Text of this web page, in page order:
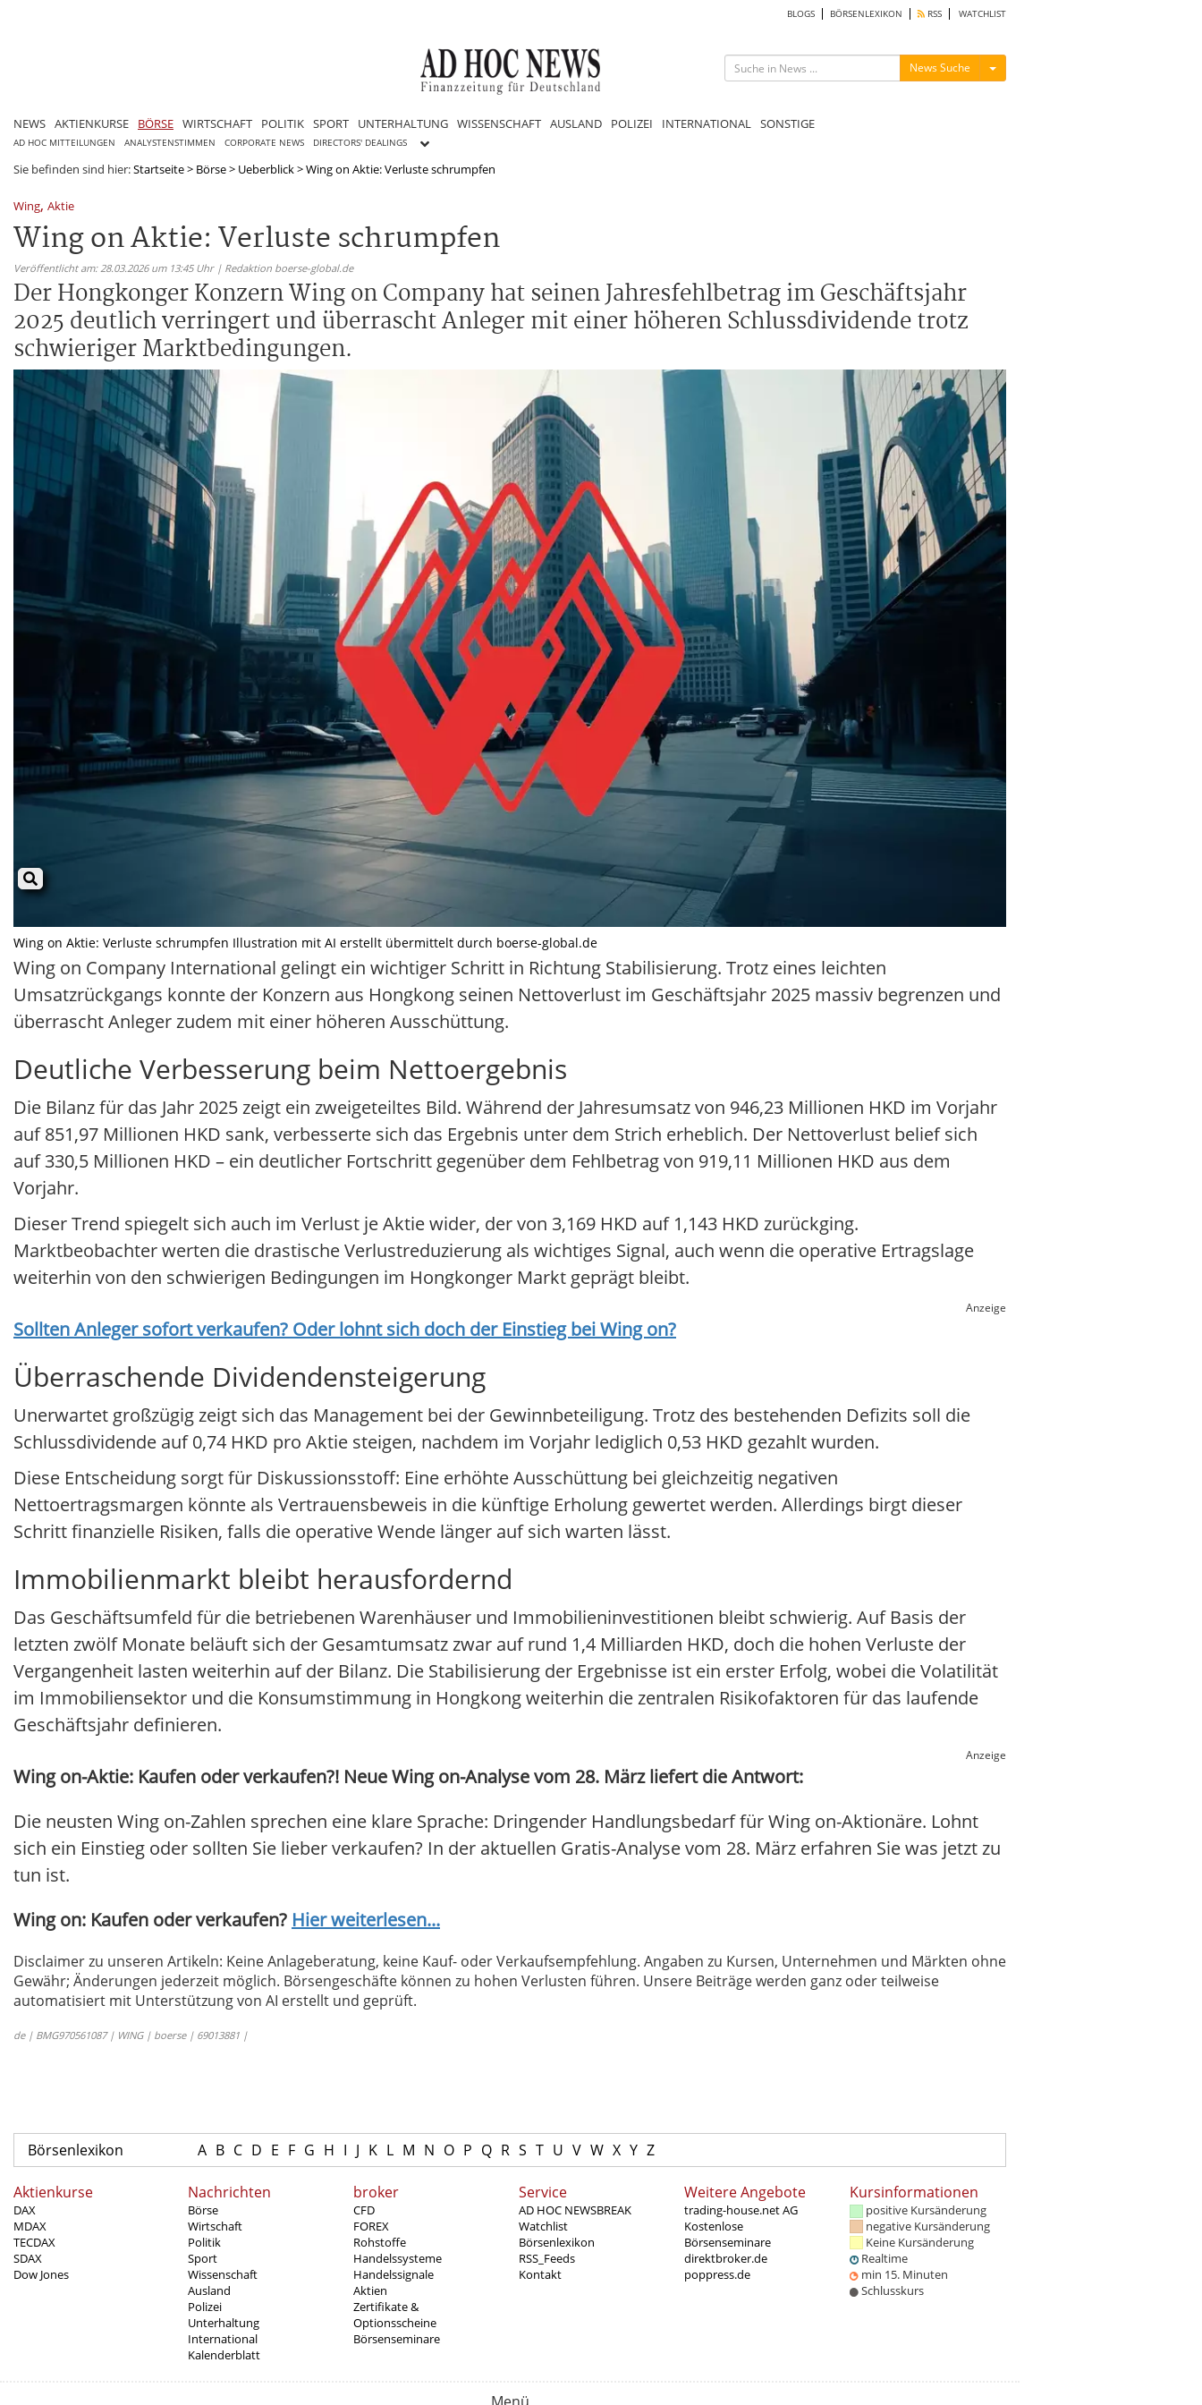
BLOGS BÖRSENLEXIKON RSS WATCHLIST
News Suche Menü ein-/ausblenden
NEWS AKTIENKURSE BÖRSE WIRTSCHAFT POLITIK SPORT UNTERHALTUNG WISSENSCHAFT AUSLAND POLIZEI INTERNATIONAL SONSTIGE
AD HOC MITTEILUNGEN ANALYSTENSTIMMEN CORPORATE NEWS DIRECTORS' DEALINGS
Sie befinden sind hier:Startseite> Börse> Ueberblick>Wing on Aktie: Verluste schrumpfen
Wing, Aktie
Wing on Aktie: Verluste schrumpfen
Veröffentlicht am: 28.03.2026 um 13:45 Uhr | Redaktion boerse-global.de
Der Hongkonger Konzern Wing on Company hat seinen Jahresfehlbetrag im Geschäftsjahr
2025 deutlich verringert und überrascht Anleger mit einer höheren Schlussdividende trotz
schwieriger Marktbedingungen.
Wing on Aktie: Verluste schrumpfen Illustration mit AI erstellt übermittelt durch boerse-global.de
Wing on Company International gelingt ein wichtiger Schritt in Richtung Stabilisierung. Trotz eines leichten
Umsatzrückgangs konnte der Konzern aus Hongkong seinen Nettoverlust im Geschäftsjahr 2025 massiv begrenzen und
überrascht Anleger zudem mit einer höheren Ausschüttung.
Deutliche Verbesserung beim Nettoergebnis
Die Bilanz für das Jahr 2025 zeigt ein zweigeteiltes Bild. Während der Jahresumsatz von 946,23 Millionen HKD im Vorjahr
auf 851,97 Millionen HKD sank, verbesserte sich das Ergebnis unter dem Strich erheblich. Der Nettoverlust belief sich
auf 330,5 Millionen HKD – ein deutlicher Fortschritt gegenüber dem Fehlbetrag von 919,11 Millionen HKD aus dem
Vorjahr.
Dieser Trend spiegelt sich auch im Verlust je Aktie wider, der von 3,169 HKD auf 1,143 HKD zurückging.
Marktbeobachter werten die drastische Verlustreduzierung als wichtiges Signal, auch wenn die operative Ertragslage
weiterhin von den schwierigen Bedingungen im Hongkonger Markt geprägt bleibt.
Anzeige
Sollten Anleger sofort verkaufen? Oder lohnt sich doch der Einstieg beiWing on?
Überraschende Dividendensteigerung
Unerwartet großzügig zeigt sich das Management bei der Gewinnbeteiligung. Trotz des bestehenden Defizits soll die
Schlussdividende auf 0,74 HKD pro Aktie steigen, nachdem im Vorjahr lediglich 0,53 HKD gezahlt wurden.
Diese Entscheidung sorgt für Diskussionsstoff: Eine erhöhte Ausschüttung bei gleichzeitig negativen
Nettoertragsmargen könnte als Vertrauensbeweis in die künftige Erholung gewertet werden. Allerdings birgt dieser
Schritt finanzielle Risiken, falls die operative Wende länger auf sich warten lässt.
Immobilienmarkt bleibt herausfordernd
Das Geschäftsumfeld für die betriebenen Warenhäuser und Immobilieninvestitionen bleibt schwierig. Auf Basis der
letzten zwölf Monate beläuft sich der Gesamtumsatz zwar auf rund 1,4 Milliarden HKD, doch die hohen Verluste der
Vergangenheit lasten weiterhin auf der Bilanz. Die Stabilisierung der Ergebnisse ist ein erster Erfolg, wobei die Volatilität
im Immobiliensektor und die Konsumstimmung in Hongkong weiterhin die zentralen Risikofaktoren für das laufende
Geschäftsjahr definieren.
Anzeige
Wing on-Aktie: Kaufen oder verkaufen?! Neue Wing on-Analyse vom 28. März liefert die Antwort:
Die neusten Wing on-Zahlen sprechen eine klare Sprache: Dringender Handlungsbedarf für Wing on-Aktionäre. Lohnt
sich ein Einstieg oder sollten Sie lieber verkaufen? In der aktuellen Gratis-Analyse vom 28. März erfahren Sie was jetzt zu
tun ist.
Wing on: Kaufen oder verkaufen? Hier weiterlesen...
Disclaimer zu unseren Artikeln: Keine Anlageberatung, keine Kauf- oder Verkaufsempfehlung. Angaben zu Kursen, Unternehmen und Märkten ohne
Gewähr; Änderungen jederzeit möglich. Börsengeschäfte können zu hohen Verlusten führen. Unsere Beiträge werden ganz oder teilweise
automatisiert mit Unterstützung von AI erstellt und geprüft.
de | BMG970561087 | WING | boerse | 69013881 |
Börsenlexikon A B C D E F G H I J K L M N O P Q R S T U V W X Y Z
Aktienkurse
DAX
MDAX
TECDAX
SDAX
Dow Jones
Nachrichten
Börse
Wirtschaft
Politik
Sport
Wissenschaft
Ausland
Polizei
Unterhaltung
International
Kalenderblatt
broker
CFD
FOREX
Rohstoffe
Handelssysteme
Handelssignale
Aktien
Zertifikate &
Optionsscheine
Börsenseminare
Service
AD HOC NEWSBREAK
Watchlist
Börsenlexikon
RSS_Feeds
Kontakt
Weitere Angebote
trading-house.net AG
Kostenlose
Börsenseminare
direktbroker.de
poppress.de
Kursinformationen
positive Kursänderung
negative Kursänderung
Keine Kursänderung
Realtime
min 15. Minuten
Schlusskurs